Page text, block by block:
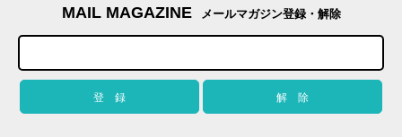
MAIL MAGAZINE メールマガジン登録・解除